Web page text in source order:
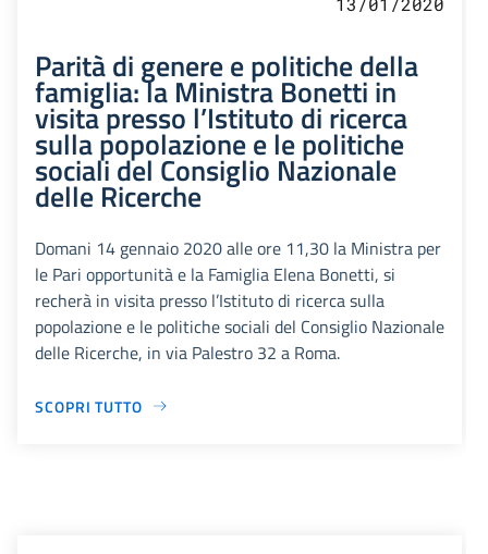
Parità di genere e politiche della
famiglia: la Ministra Bonetti in
visita presso l’Istituto di ricerca
sulla popolazione e le politiche
sociali del Consiglio Nazionale
delle Ricerche
Domani 14 gennaio 2020 alle ore 11,30 la Ministra per
le Pari opportunità e la Famiglia Elena Bonetti, si
recherà in visita presso l’Istituto di ricerca sulla
popolazione e le politiche sociali del Consiglio Nazionale
delle Ricerche, in via Palestro 32 a Roma.
SCOPRI TUTTO